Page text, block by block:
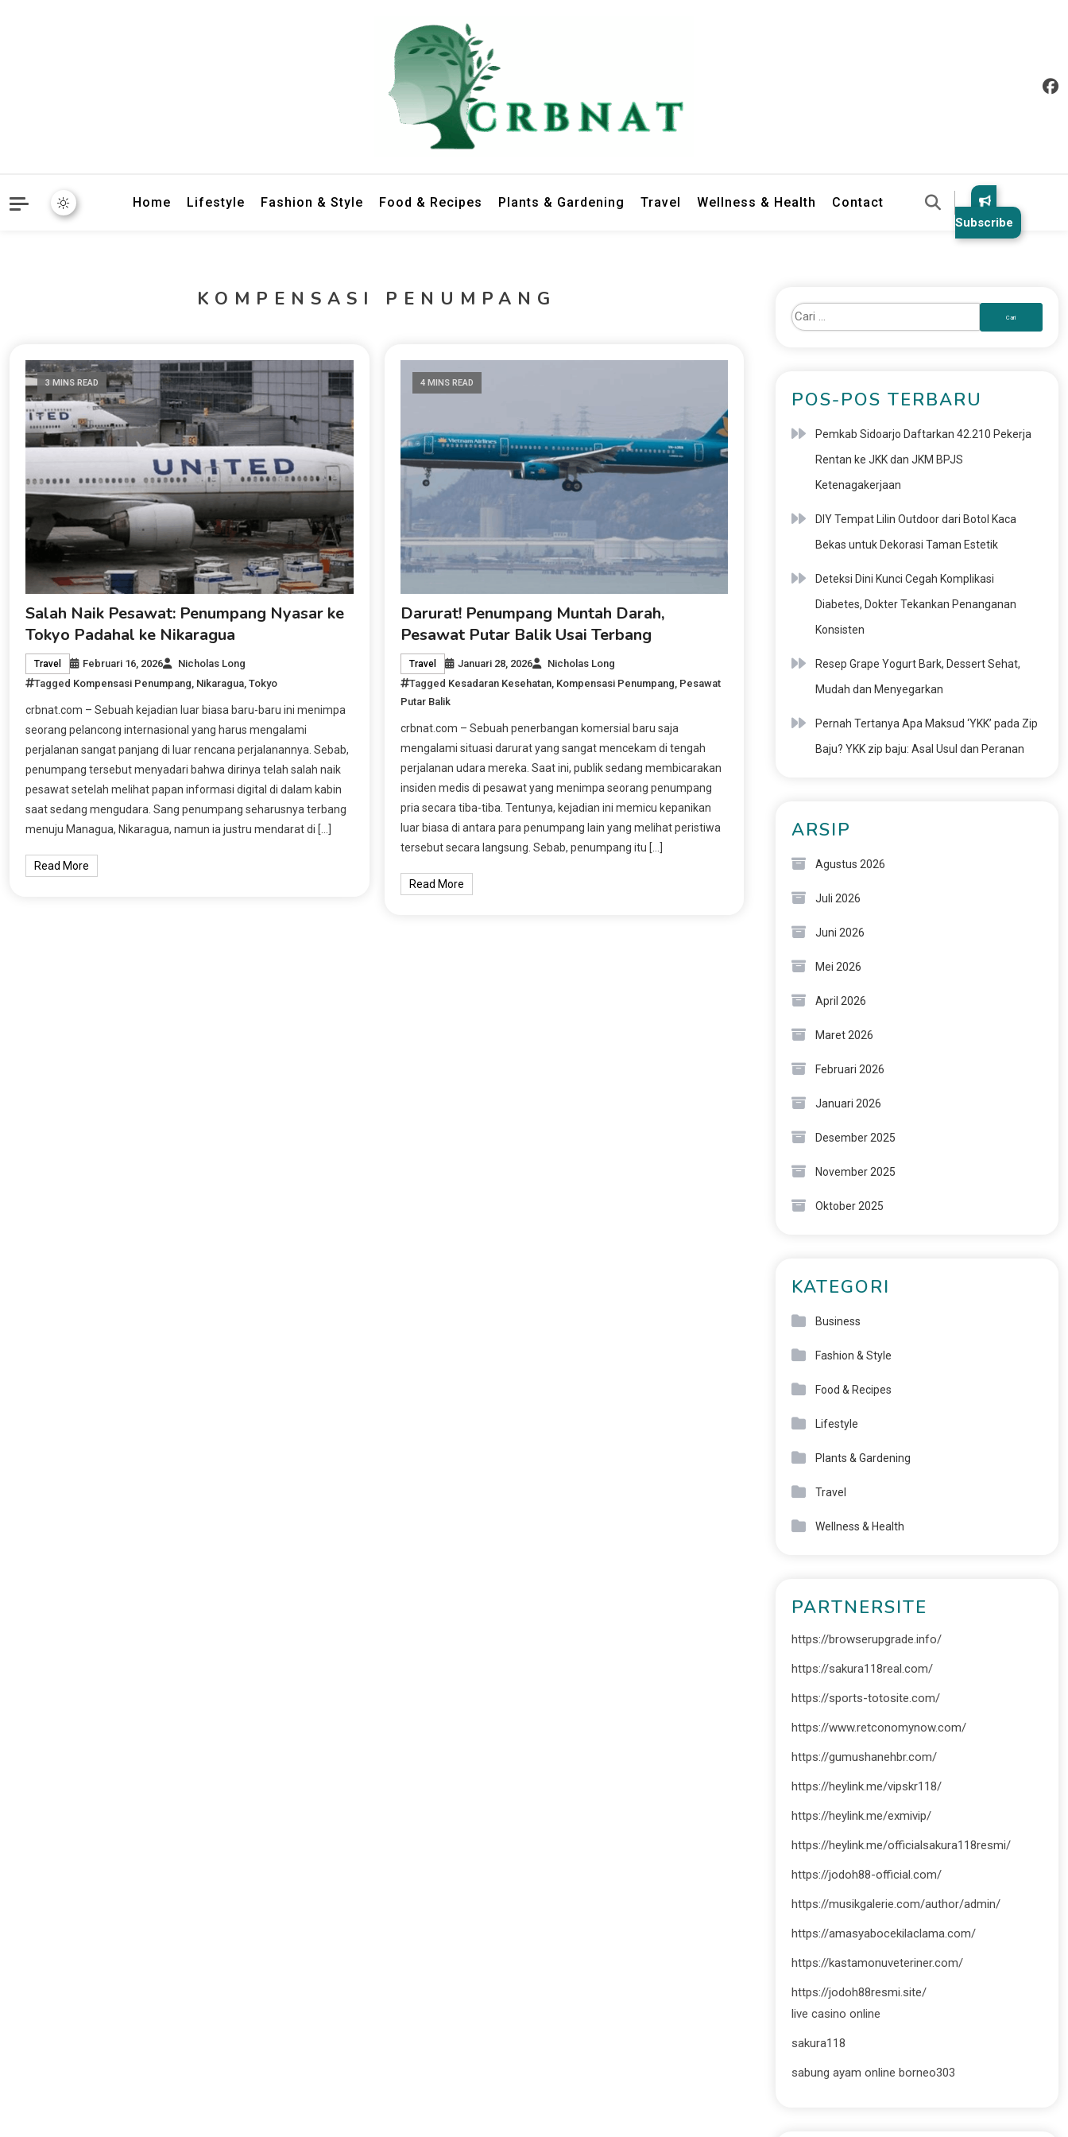
Home Lifestyle Fashion & Style Food & Recipes Plants & Gardening Travel Wellness & Health Contact
Subscribe
KOMPENSASI PENUMPANG
3 MINS READ
Salah Naik Pesawat: Penumpang Nyasar ke
Tokyo Padahal ke Nikaragua
Travel Februari 16, 2026
Nicholas Long
Tagged Kompensasi Penumpang Nikaragua ,Tokyo
crbnat.com – Sebuah kejadian luar biasa baru-baru ini menimpa
seorang pelancong internasional yang harus mengalami
perjalanan sangat panjang di luar rencana perjalanannya. Sebab,
penumpang tersebut menyadari bahwa dirinya telah salah naik
pesawat setelah melihat papan informasi digital di dalam kabin
saat sedang mengudara. Sang penumpang seharusnya terbang
menuju Managua, Nikaragua, namun ia justru mendarat di […]
Read More
4 MINS READ
Darurat! Penumpang Muntah Darah,
Pesawat Putar Balik Usai Terbang
Travel Januari 28, 2026
Nicholas Long
Tagged Kesadaran Kesehatan, Kompensasi Penumpang Pesawat
Putar Balik
crbnat.com – Sebuah penerbangan komersial baru saja
mengalami situasi darurat yang sangat mencekam di tengah
perjalanan udara mereka. Saat ini, publik sedang membicarakan
insiden medis di pesawat yang menimpa seorang penumpang
pria secara tiba-tiba. Tentunya, kejadian ini memicu kepanikan
luar biasa di antara para penumpang lain yang melihat peristiwa
tersebut secara langsung. Sebab, penumpang itu […]
Read More
POS-POS TERBARU
Pemkab Sidoarjo Daftarkan 42.210 Pekerja
Rentan ke JKK dan JKM BPJS
Ketenagakerjaan
DIY Tempat Lilin Outdoor dari Botol Kaca
Bekas untuk Dekorasi Taman Estetik
Deteksi Dini Kunci Cegah Komplikasi
Diabetes, Dokter Tekankan Penanganan
Konsisten
Resep Grape Yogurt Bark, Dessert Sehat,
Mudah dan Menyegarkan
Pernah Tertanya Apa Maksud ‘YKK’ pada Zip
Baju? YKK zip baju: Asal Usul dan Peranan
ARSIP
Agustus 2026
Juli 2026
Juni 2026
Mei 2026
April 2026
Maret 2026
Februari 2026
Januari 2026
Desember 2025
November 2025
Oktober 2025
KATEGORI
Business
Fashion & Style
Food & Recipes
Lifestyle
Plants & Gardening
Travel
Wellness & Health
PARTNERSITE
https://browserupgrade.info/
https://sakura118real.com/
https://sports-totosite.com/
https://www.retconomynow.com/
https://gumushanehbr.com/
https://heylink.me/vipskr118/
https://heylink.me/exmivip/
https://heylink.me/officialsakura118resmi/
https://jodoh88-official.com/
https://musikgalerie.com/author/admin/
https://amasyabocekilaclama.com/
https://kastamonuveteriner.com/
https://jodoh88resmi.site/
live casino online
sakura118
sabung ayam online borneo303